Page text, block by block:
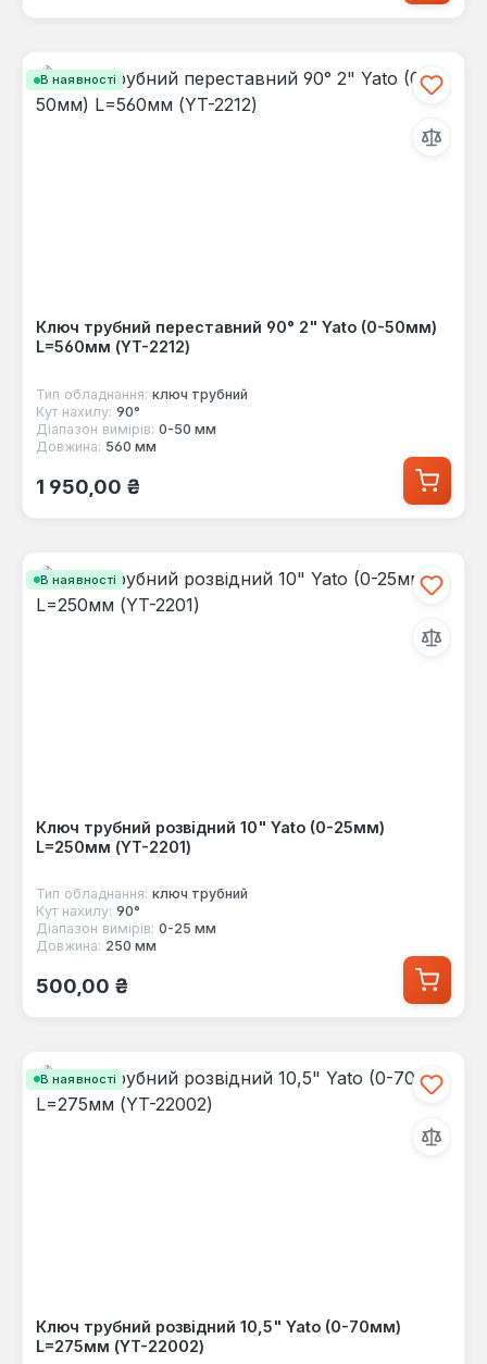
В наявності
Ключ трубний переставний 90° 2" Yato (0-50мм)
L=560мм (YT-2212)
Тип обладнання: ключ трубний
Кут нахилу: 90°
Діапазон вимірів: 0-50 мм
Довжина: 560 мм
Звичайна ціна:
1 950,00 ₴
В наявності
Ключ трубний розвідний 10" Yato (0-25мм)
L=250мм (YT-2201)
Тип обладнання: ключ трубний
Кут нахилу: 90°
Діапазон вимірів: 0-25 мм
Довжина: 250 мм
Звичайна ціна:
500,00 ₴
В наявності
Ключ трубний розвідний 10,5" Yato (0-70мм)
L=275мм (YT-22002)